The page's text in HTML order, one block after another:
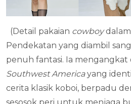
(Detail pakaian cowboy
Pendekatan yang diambil
penuh fantasi. Ia mengangkat
Southwest Americayang
cerita klasik koboi, berpadu